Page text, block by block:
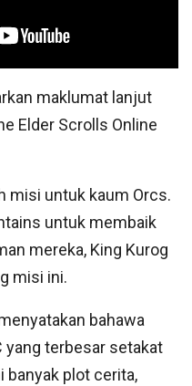
maklumat lanjut
Elder Scrolls Online
misi untuk kaum Orcs.
untuk membaik
mereka, King Kurog
misi ini.
bahawa
yang terbesar setakat
banyak plot cerita,